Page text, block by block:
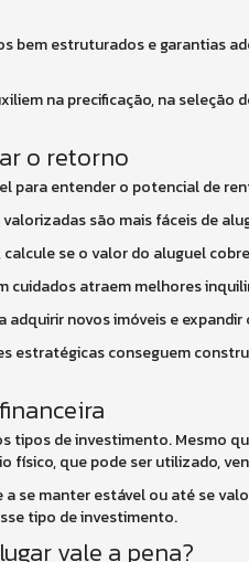
estruturados e garantias
na precificação, na seleção
o retorno
para entender o potencial de
são mais fáceis de
calcule se o valor do aluguel
cuidados atraem melhores
novos imóveis e
estratégicas conseguem
de investimento. Mesmo
físico, que pode ser utilizado,
se manter estável ou até se
tipo de investimento.
vale a pena?